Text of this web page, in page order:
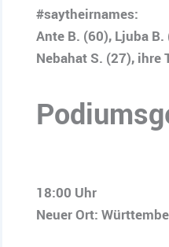
#saytheirnames:
Ante B. (60), Ljuba
Nebahat S. (27), ihre
18:00 Uhr
Neuer Ort: